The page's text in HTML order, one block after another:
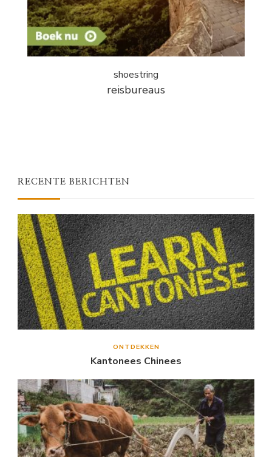
shoestring
reisbureaus
RECENTE BERICHTEN
ONTDEKKEN
Kantonees Chinees